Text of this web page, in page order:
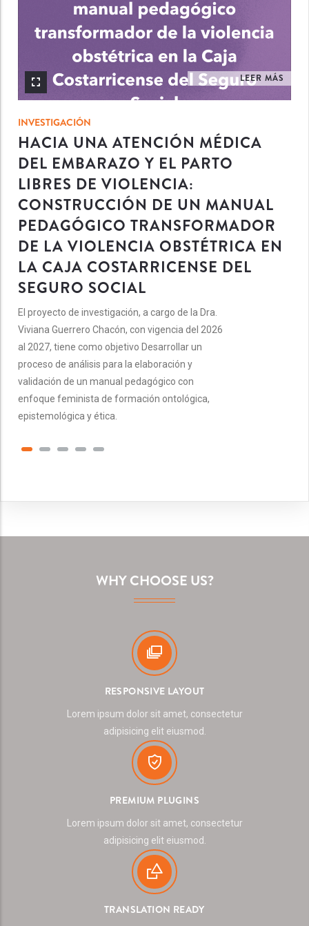
LEER MÁS
INVESTIGACIÓN
HACIA UNA ATENCIÓN MÉDICA
DEL EMBARAZO Y EL PARTO
LIBRES DE VIOLENCIA:
CONSTRUCCIÓN DE UN MANUAL
PEDAGÓGICO TRANSFORMADOR
DE LA VIOLENCIA OBSTÉTRICA EN
LA CAJA COSTARRICENSE DEL
SEGURO SOCIAL
El proyecto de investigación, a cargo de la Dra.
Viviana Guerrero Chacón, con vigencia del 2026
al 2027, tiene como objetivo Desarrollar un
proceso de análisis para la elaboración y
validación de un manual pedagógico con
enfoque feminista de formación ontológica,
epistemológica y ética.
WHY CHOOSE US?
RESPONSIVE LAYOUT
Lorem ipsum dolor sit amet, consectetur
adipisicing elit eiusmod.
PREMIUM PLUGINS
Lorem ipsum dolor sit amet, consectetur
adipisicing elit eiusmod.
TRANSLATION READY